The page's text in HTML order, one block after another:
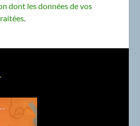
dont les données de vos
.